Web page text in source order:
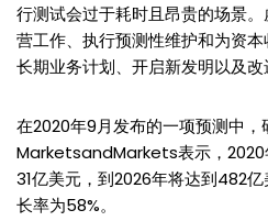
行测试会过于耗时且昂贵的场景
营工作、执行预测性维护和为资
长期业务计划、开启新发明以及改
在2020年9月发布的一项预测中，
MarketsandMarkets表示，2020
31亿美元，到2026年将达到482
长率为58%。